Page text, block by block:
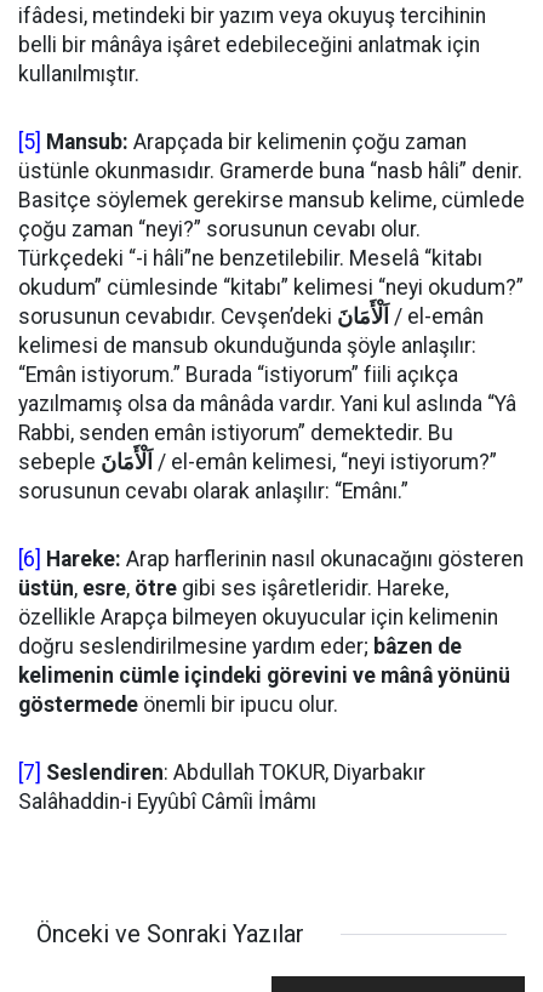
ifâdesi, metindeki bir yazım veya okuyuş tercihinin
belli bir mânâya işâret edebileceğini anlatmak için
kullanılmıştır.
[5] Mansub: Arapçada bir kelimenin çoğu zaman
üstünle okunmasıdır. Gramerde buna “nasb hâli” denir.
Basitçe söylemek gerekirse mansub kelime, cümlede
çoğu zaman “neyi?” sorusunun cevabı olur.
Türkçedeki “-i hâli”ne benzetilebilir. Meselâ “kitabı
okudum” cümlesinde “kitabı” kelimesi “neyi okudum?”
sorusunun cevabıdır. Cevşen’deki اَلْأَمَانَ / el-emân
kelimesi de mansub okunduğunda şöyle anlaşılır:
“Emân istiyorum.” Burada “istiyorum” fiili açıkça
yazılmamış olsa da mânâda vardır. Yani kul aslında “Yâ
Rabbi, senden emân istiyorum” demektedir. Bu
sebeple اَلْأَمَانَ / el-emân kelimesi, “neyi istiyorum?”
sorusunun cevabı olarak anlaşılır: “Emânı.”
[6] Hareke: Arap harflerinin nasıl okunacağını gösteren
üstün, esre, ötre gibi ses işâretleridir. Hareke,
özellikle Arapça bilmeyen okuyucular için kelimenin
doğru seslendirilmesine yardım eder; bâzen de
kelimenin cümle içindeki görevini ve mânâ yönünü
göstermede önemli bir ipucu olur.
[7] Seslendiren: Abdullah TOKUR, Diyarbakır
Salâhaddin-i Eyyûbî Câmîi İmâmı
Önceki ve Sonraki Yazılar